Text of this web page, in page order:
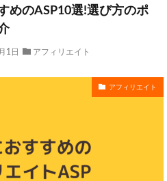
めのASP10選!選び方のポ
1日
アフィリエイト
アフィリエイト